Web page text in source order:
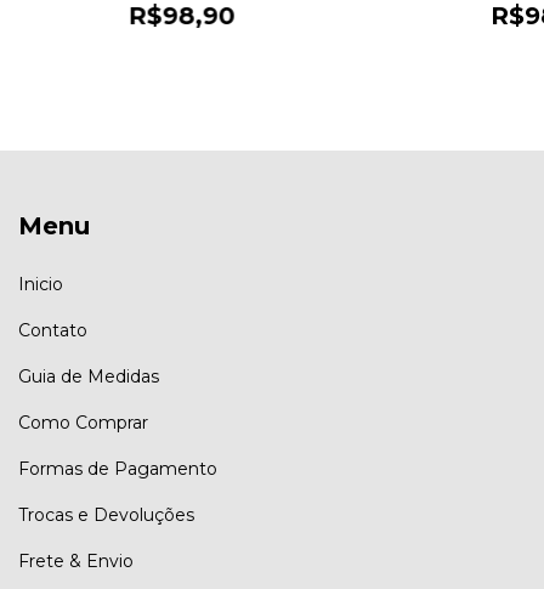
R$98,90
Menu
Inicio
Contato
Guia de Medidas
Como Comprar
Formas de Pagamento
Trocas e Devoluções
Frete & Envio